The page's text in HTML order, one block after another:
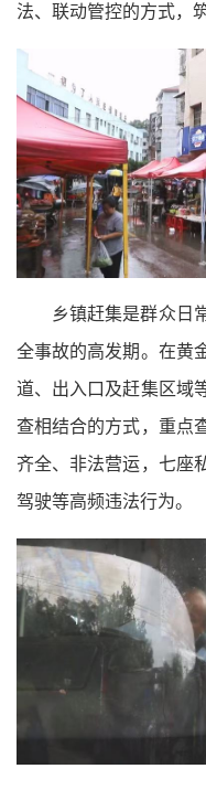
法、联动管控的方式，
乡镇赶集是群众日
全事故的高发期。在黄
道、出入口及赶集区域
查相结合的方式，重点
齐全、非法营运，七座
驾驶等高频违法行为。